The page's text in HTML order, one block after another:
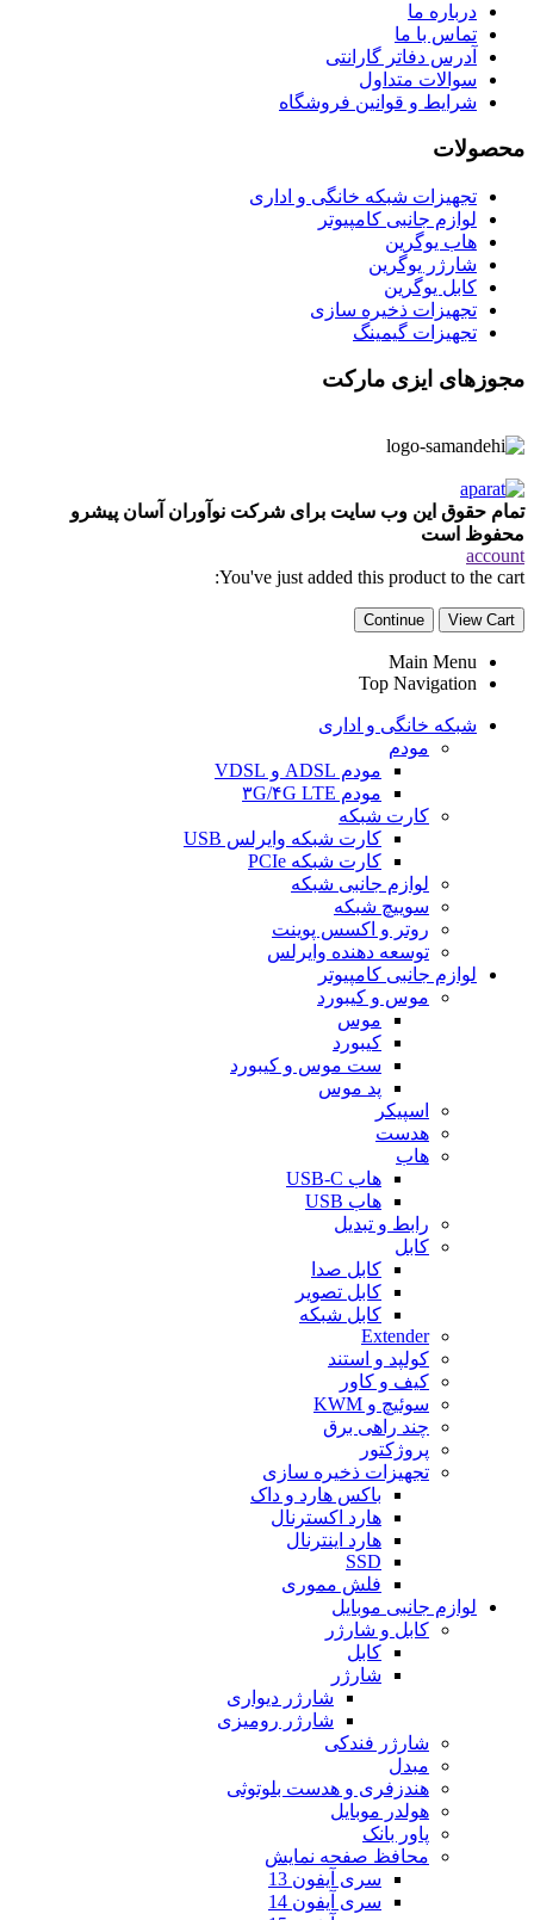
درباره ما
تماس با ما
آدرس دفاتر گارانتی
سوالات متداول
شرایط و قوانین فروشگاه
محصولات
تجهیزات شبکه خانگی و اداری
لوازم جانبی کامپیوتر
هاب یوگرین
شارژر یوگرین
کابل یوگرین
تجهیزات ذخیره سازی
تجهیزات گیمینگ
مجوزهای ایزی مارکت
تمام حقوق این وب سایت برای شرکت نوآوران آسان پیشرو
محفوظ است
account
You've just added this product to the cart:
View Cart
Continue
Main Menu
Top Navigation
شبکه خانگی و اداری
مودم
مودم ADSL و VDSL
مودم ۳G/۴G LTE
کارت شبکه
کارت شبکه وایرلس USB
کارت شبکه PCIe
لوازم جانبی شبکه
سوییچ شبکه
روتر و اکسس پوینت
توسعه دهنده وایرلس
لوازم جانبی کامپیوتر
موس و کیبورد
موس
کیبورد
ست موس و کیبورد
پد موس
اسپیکر
هدست
هاب
هاب USB-C
هاب USB
رابط و تبدیل
کابل
کابل صدا
کابل تصویر
کابل شبکه
Extender
کولپد و استند
کیف و کاور
سوئیچ و KWM
چند راهی برق
پروژکتور
تجهیزات ذخیره سازی
باکس هارد و داک
هارد اکسترنال
هارد اینترنال
SSD
فلش مموری
لوازم جانبی موبایل
کابل و شارژر
کابل
شارژر
شارژر دیواری
شارژر رومیزی
شارژر فندکی
مبدل
هندزفری و هدست بلوتوثی
هولدر موبایل
پاور بانک
محافظ صفحه نمایش
سری آیفون 13
سری آیفون 14